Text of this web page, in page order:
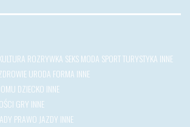
ROZRYWKA SEKSMODA SPORTTURYSTYKA INNE
URODA FORMA INNE
DZIECKO INNE
GRY INNE
PRAWO JAZDY INNE